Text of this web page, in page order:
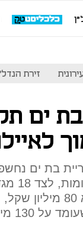
זירת
בת ים
בת ים
השנתית הצפויה מארנונה
מיליון שקל